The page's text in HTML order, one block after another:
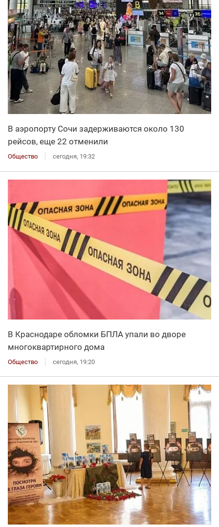
В аэропорту Сочи задерживаются около 130
рейсов, еще 22 отменили
Общество сегодня, 19:32
В Краснодаре обломки БПЛА упали во дворе
многоквартирного дома
Общество сегодня, 19:20